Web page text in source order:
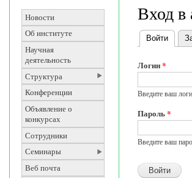
Новости
Об институте
Научная
деятельность
Структура
Конференции
Объявление о
конкурсах
Сотрудники
Семинары
Веб почта
Вход в
Главные
Войти
Логин*
Введите ваш
Пароль*
Введите ваш